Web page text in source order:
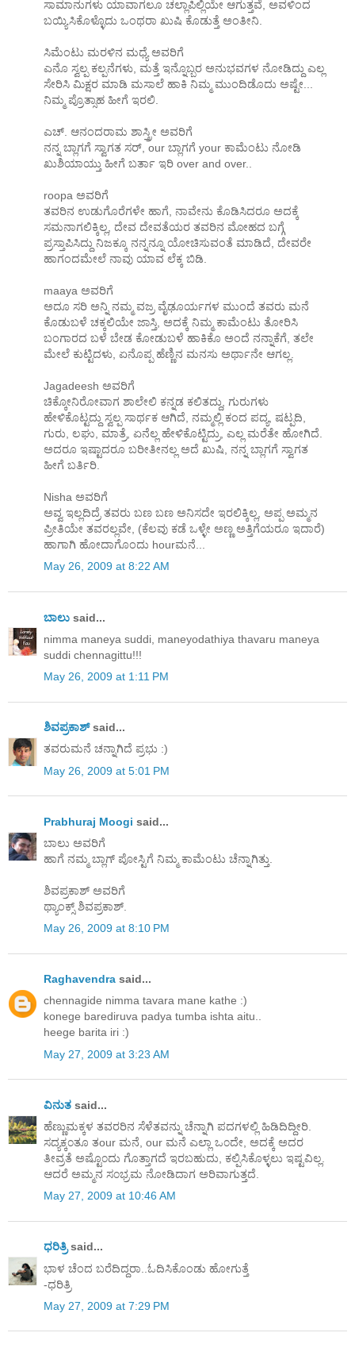
ಸಾಮಾನುಗಳು ಯಾವಾಗಲೂ ಚಲ್ಲಾಪಿಲ್ಲಿಯೇ ಆಗುತ್ತವೆ, ಅವಳಿಂದ
ಬಯ್ಯಿಸಿಕೊಳ್ಳೊದು ಒಂಥರಾ ಖುಷಿ ಕೊಡುತ್ತೆ ಅಂತೀನಿ.
ಸಿಮೆಂಟು ಮರಳಿನ ಮಧ್ಯೆ ಅವರಿಗೆ
ಎನೊ ಸ್ವಲ್ಪ ಕಲ್ಪನೆಗಳು, ಮತ್ತೆ ಇನ್ನೊಬ್ಬರ ಅನುಭವಗಳ ನೋಡಿದ್ದು ಎಲ್ಲ
ಸೇರಿಸಿ ಮಿಕ್ಷರ ಮಾಡಿ ಮಸಾಲೆ ಹಾಕಿ ನಿಮ್ಮ ಮುಂದಿಡೊದು ಅಷ್ಟೇ...
ನಿಮ್ಮ ಪ್ರೊತ್ಸಾಹ ಹೀಗೆ ಇರಲಿ.
ಎಚ್. ಆನಂದರಾಮ ಶಾಸ್ತ್ರೀ ಅವರಿಗೆ
ನನ್ನ ಬ್ಲಾಗಗೆ ಸ್ವಾಗತ ಸರ್, our ಬ್ಲಾಗಗೆ your ಕಾಮೆಂಟು ನೋಡಿ
ಖುಶಿಯಾಯ್ತು ಹೀಗೆ ಬರ್ತಾ ಇರಿ over and over..
roopa ಅವರಿಗೆ
ತವರಿನ ಉಡುಗೊರೆಗಳೇ ಹಾಗೆ, ನಾವೇನು ಕೊಡಿಸಿದರೂ ಅದಕ್ಕೆ
ಸಮನಾಗಲಿಕ್ಕಿಲ್ಲ, ದೇವ ದೇವತೆಯರ ತವರಿನ ಮೋಹದ ಬಗ್ಗೆ
ಪ್ರಸ್ತಾಪಿಸಿದ್ದು ನಿಜಕ್ಕೂ ನನ್ನನ್ನೂ ಯೋಚಿಸುವಂತೆ ಮಾಡಿದೆ, ದೇವರೇ
ಹಾಗಂದಮೇಲೆ ನಾವು ಯಾವ ಲೆಕ್ಕ ಬಿಡಿ.
maaya ಅವರಿಗೆ
ಅದೂ ಸರಿ ಅನ್ನಿ ನಮ್ಮ ವಜ್ರ ವೈಢೂರ್ಯಗಳ ಮುಂದೆ ತವರು ಮನೆ
ಕೊಡುಬಳೆ ಚಕ್ಕಲಿಯೇ ಜಾಸ್ತಿ, ಅದಕ್ಕೆ ನಿಮ್ಮ ಕಾಮೆಂಟು ತೋರಿಸಿ
ಬಂಗಾರದ ಬಳೆ ಬೇಡ ಕೋಡುಬಳೆ ಹಾಕಿಕೊ ಅಂದೆ ನನ್ನಾಕೆಗೆ, ತಲೇ
ಮೇಲೆ ಕುಟ್ಟಿದಳು, ಏನೊಪ್ಪ ಹೆಣ್ಣಿನ ಮನಸು ಅರ್ಥಾನೇ ಆಗಲ್ಲ.
Jagadeesh ಅವರಿಗೆ
ಚಿಕ್ಕೋನಿರೋವಾಗ ಶಾಲೇಲಿ ಕನ್ನಡ ಕಲಿತದ್ದು, ಗುರುಗಳು
ಹೇಳಿಕೊಟ್ಟದ್ದು ಸ್ವಲ್ಪ ಸಾರ್ಥಕ ಆಗಿದೆ, ನಮ್ಮಲ್ಲಿ ಕಂದ ಪದ್ಯ, ಷಟ್ಪದಿ,
ಗುರು, ಲಘು, ಮಾತ್ರೆ, ಏನೆಲ್ಲ ಹೇಳಿಕೊಟ್ಟಿದ್ರು, ಎಲ್ಲ ಮರೆತೇ ಹೋಗಿದೆ.
ಅದರೂ ಇಷ್ಟಾದರೂ ಬರೀತೀನಲ್ಲ ಅದೆ ಖುಷಿ, ನನ್ನ ಬ್ಲಾಗಗೆ ಸ್ವಾಗತ
ಹೀಗೆ ಬರ್ತಿರಿ.
Nisha ಅವರಿಗೆ
ಅವ್ವ ಇಲ್ಲದಿದ್ರೆ ತವರು ಬಣ ಬಣ ಅನಿಸದೇ ಇರಲಿಕ್ಕಿಲ್ಲ, ಅಪ್ಪ ಅಮ್ಮನ
ಪ್ರೀತಿಯೇ ತವರಲ್ಲವೇ, (ಕೆಲವು ಕಡೆ ಒಳ್ಳೇ ಅಣ್ಣ ಅತ್ತಿಗೆಯರೂ ಇದಾರೆ)
ಹಾಗಾಗಿ ಹೋದಾಗೊಂದು hourಮನೆ...
May 26, 2009 at 8:22 AM
ಬಾಲು said...
nimma maneya suddi, maneyodathiya thavaru maneya
suddi chennagittu!!!
May 26, 2009 at 1:11 PM
ಶಿವಪ್ರಕಾಶ್said...
ತವರುಮನೆ ಚನ್ನಾಗಿದೆ ಪ್ರಭು :)
May 26, 2009 at 5:01 PM
Prabhuraj Moogi said...
ಬಾಲು ಅವರಿಗೆ
ಹಾಗೆ ನಮ್ಮ ಬ್ಲಾಗ್ ಪೋಸ್ಟಿಗೆ ನಿಮ್ಮ ಕಾಮೆಂಟು ಚೆನ್ನಾಗಿತ್ತು.
ಶಿವಪ್ರಕಾಶ್ ಅವರಿಗೆ
ಥ್ಯಾಂಕ್ಸ್ ಶಿವಪ್ರಕಾಶ್.
May 26, 2009 at 8:10 PM
Raghavendra said...
chennagide nimma tavara mane kathe :)
konege barediruva padya tumba ishta aitu..
heege barita iri :)
May 27, 2009 at 3:23 AM
ವಿನುತ said...
ಹೆಣ್ಣುಮಕ್ಕಳ ತವರರಿನ ಸೆಳೆತವನ್ನು ಚೆನ್ನಾಗಿ ಪದಗಳಲ್ಲಿ ಹಿಡಿದಿದ್ದೀರಿ.
ಸದ್ಯಕ್ಕ೦ತೂ ತour ಮನೆ, our ಮನೆ ಎಲ್ಲಾ ಒ೦ದೇ, ಅದಕ್ಕೆ ಅದರ
ತೀವ್ರತೆ ಅಷ್ಟೊ೦ದು ಗೊತ್ತಾಗದೆ ಇರಬಹುದು, ಕಲ್ಪಿಸಿಕೊಳ್ಳಲು ಇಷ್ಟವಿಲ್ಲ.
ಆದರೆ ಅಮ್ಮನ ಸ೦ಭ್ರಮ ನೋಡಿದಾಗ ಅರಿವಾಗುತ್ತದೆ.
May 27, 2009 at 10:46 AM
ಧರಿತ್ರಿsaid...
ಭಾಳ ಚೆಂದ ಬರೆದಿದ್ದರಾ..ಓದಿಸಿಕೊಂಡು ಹೋಗುತ್ತೆ
-ಧರಿತ್ರಿ
May 27, 2009 at 7:29 PM